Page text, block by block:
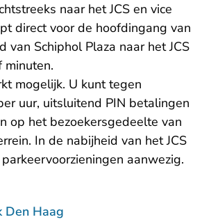
naar het JCS en vice
direct voor de hoofdingang van
van Schiphol Plaza naar het JCS
minuten.
mogelijk. U kunt tegen
uur, uitsluitend PIN betalingen
op het bezoekersgedeelte van
In de nabijheid van het JCS
aanwezig.
Den Haag